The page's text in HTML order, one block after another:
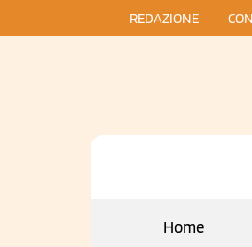
REDAZIONE
Home